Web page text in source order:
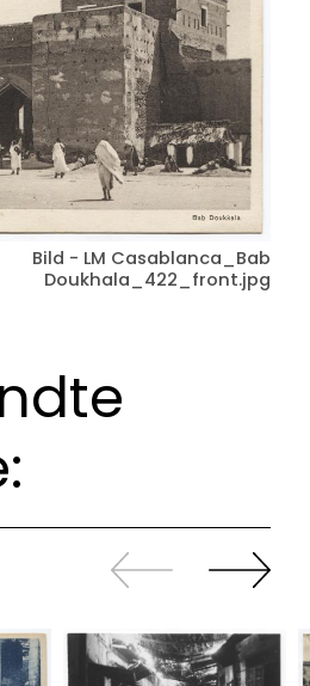
Bild - LM Casablanca_Bab
Doukhala_422_front.jpg
Zurück
sliden
Weiter
sliden